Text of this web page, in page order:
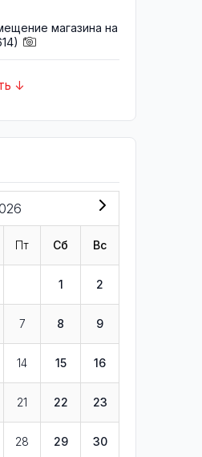
магазина на
↓
Пт Сб Вс
1 2
7 8 9
14 15 16
21 22 23
28 29 30